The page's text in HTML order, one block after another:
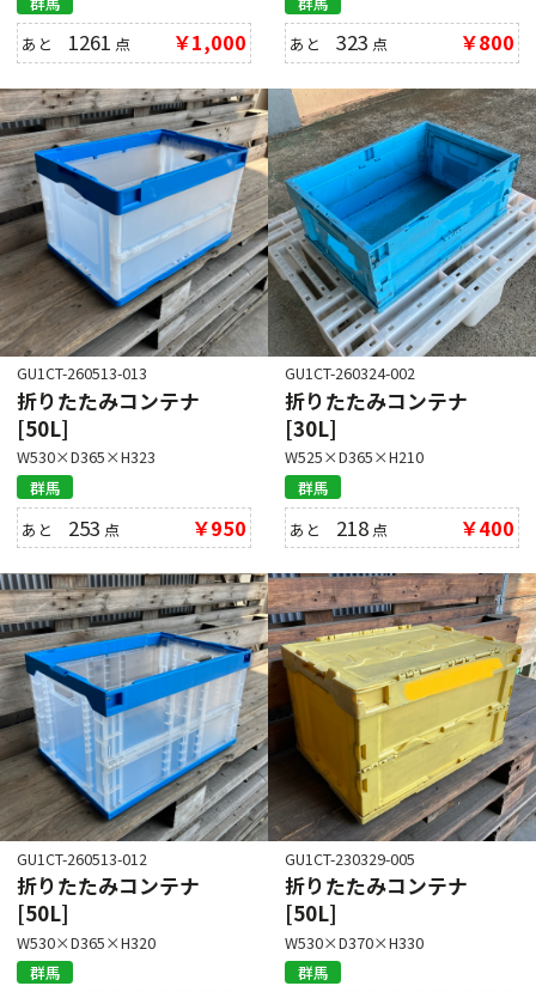
あと 1261 点 ￥1,000
あと323 点 ￥800
GU1CT-260513-013
折りたたみコンテナ
[50L]
W530×D365×H323
群馬
あと 253 点 ￥950
GU1CT-260324-002
折りたたみコンテナ
[30L]
W525×D365×H210
群馬
あと 218 点 ￥400
GU1CT-260513-012
折りたたみコンテナ
[50L]
W530×D365×H320
群馬
GU1CT-230329-005
折りたたみコンテナ
[50L]
W530×D370×H330
群馬